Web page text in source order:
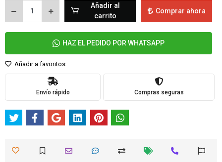
Añadir al
carrito
Comprar ahora
HAZ EL PEDIDO POR WHATSAPP
Añadir a favoritos
Envío rápido Compras seguras